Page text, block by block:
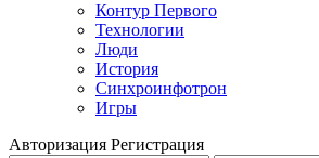
Контур Первого
Технологии
Люди
История
Синхроинфотрон
Игры
Авторизация Регистрация